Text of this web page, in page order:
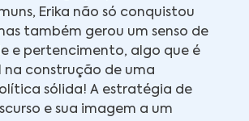
Erika não só conquistou
também gerou um senso de
e pertencimento, algo que é
construção de uma
sólida! A estratégia de
e sua imagem a um